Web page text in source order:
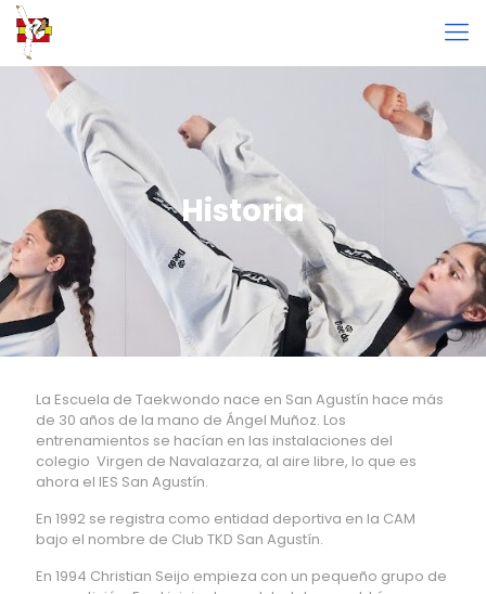
Historia
La Escuela de Taekwondo nace en San Agustín hace más
de 30 años de la mano de Ángel Muñoz. Los
entrenamientos se hacían en las instalaciones del
colegio Virgen de Navalazarza, al aire libre, lo que es
ahora el IES San Agustín.
En 1992 se registra como entidad deportiva en la CAM
bajo el nombre de Club TKD San Agustín.
En 1994 Christian Seijo empieza con un pequeño grupo de